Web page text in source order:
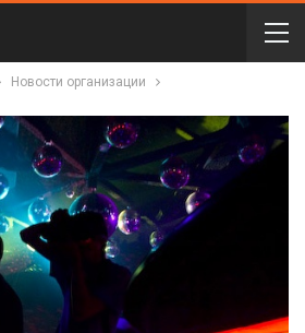
Новости организации